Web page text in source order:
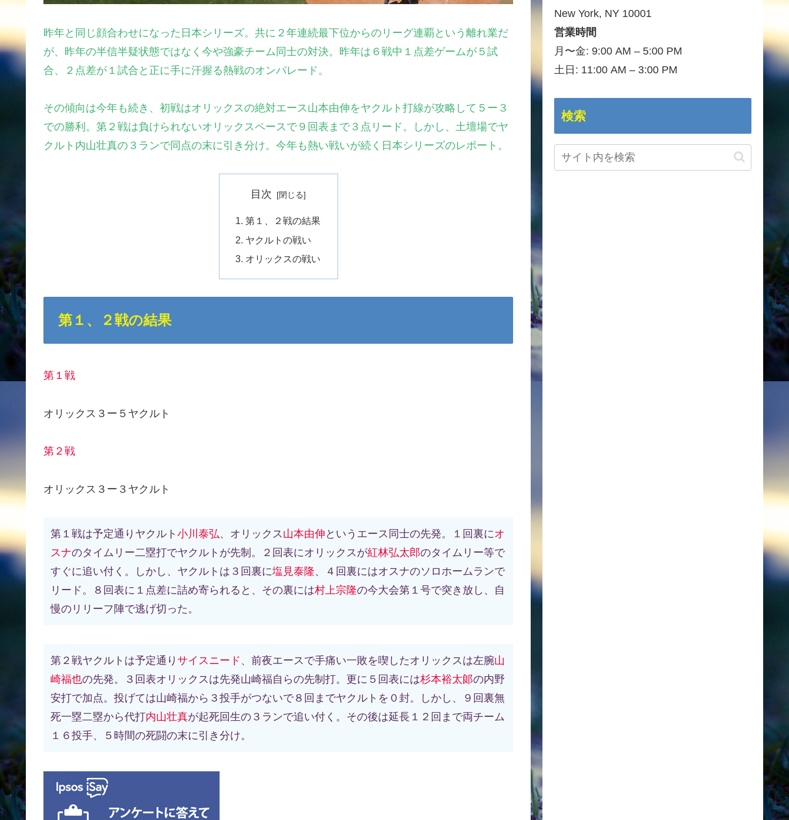
昨年と同じ顔合わせになった日本シリーズ。共に２年連続最下位からのリーグ連覇という離れ業だ
が、昨年の半信半疑状態ではなく今や強豪チーム同士の対決。昨年は６戦中１点差ゲームが５試
合、２点差が１試合と正に手に汗握る熱戦のオンパレード 。
その傾向は今年も続き、初戦はオリックスの絶対エース山本由伸をヤクルト打線が攻略して５ー３
での勝利。第２戦は負けられないオリックスペースで９回表まで３点リード。しかし、土壇場でヤ
クルト内山壮真の３ランで同点の末に引き分け。今年も熱い戦いが続く日本シリーズのレポート 。
目次
第１、２戦の結果
ヤクルトの戦い
オリックスの戦い
第１、２戦の結果
第１戦
オリックス３ー５ヤクルト
第２ 戦
オリックス３ー３ヤクルト
第１戦は予定通りヤクルト 小川泰弘、オリックス 山本由伸 というエース同士の先発。１回裏にオ
スナのタイムリー二塁打でヤクルトが先制。２回表にオリックスが紅林弘太郎のタイムリー等で
すぐに追い付く。しかし、ヤクルトは３回裏に塩見泰隆、４回裏にはオスナのソロホームランで
リード。８回表に１点差に詰め寄られると、その裏には村上宗隆の今大会第１号で突き放し、自
慢のリリーフ陣で逃げ切った。
第２戦ヤクルトは予定通り サイスニード 、前夜エースで手痛い一敗を喫したオリックスは左腕山
崎福也の先発。３回表オリックスは先発山崎福自らの先制打。更に５回表には杉本裕太郞の内野
安打で加点。投げては山崎福から３投手がつないで８回までヤクルトを０封。しかし、９回裏無
死一塁二塁から代打内山壮真が起死回生の３ランで追い付く。その後は延長１２回まで両チーム
１６投手、５時間の死闘の末に引き分け。
New York, NY 10001
営業時間
月〜金: 9:00 AM – 5:00 PM
土日: 11:00 AM – 3:00 PM
検索